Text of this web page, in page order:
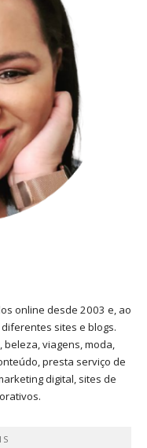
online desde 2003 e, ao
sites e blogs.
beleza, viagens, moda,
presta serviço de
digital, sites de